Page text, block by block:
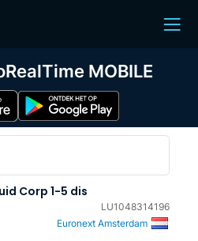
Corp 1-5 dis
LU1048314196
Euronext Amsterdam
MOBILE